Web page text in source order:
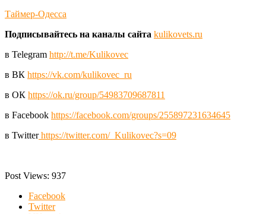
Таймер-Одесса
Подписывайтесь на каналы сайта kulikovets.ru
в Telegram http://t.me/Kulikovec
в ВК https://vk.com/kulikovec_ru
в ОК https://ok.ru/group/54983709687811
в Facebook https://facebook.com/groups/255897231634645
в Twitterhttps://twitter.com/_Kulikovec?s=09
Post Views: 937
Facebook
Twitter